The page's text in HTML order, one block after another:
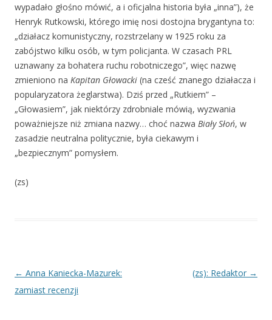
wypadało głośno mówić, a i oficjalna historia była „inna”), że
Henryk Rutkowski, którego imię nosi dostojna brygantyna to:
„działacz komunistyczny, rozstrzelany w 1925 roku za
zabójstwo kilku osób, w tym policjanta. W czasach PRL
uznawany za bohatera ruchu robotniczego”, więc nazwę
zmieniono na Kapitan Głowacki (na cześć znanego działacza i
popularyzatora żeglarstwa). Dziś przed „Rutkiem” –
„Głowasiem”, jak niektórzy zdrobniale mówią, wyzwania
poważniejsze niż zmiana nazwy… choć nazwa Biały Słoń, w
zasadzie neutralna politycznie, była ciekawym i
„bezpiecznym” pomysłem.
(zs)
Nawigacja
wpisu
← Anna Kaniecka-Mazurek:
zamiast recenzji
(zs): Redaktor →